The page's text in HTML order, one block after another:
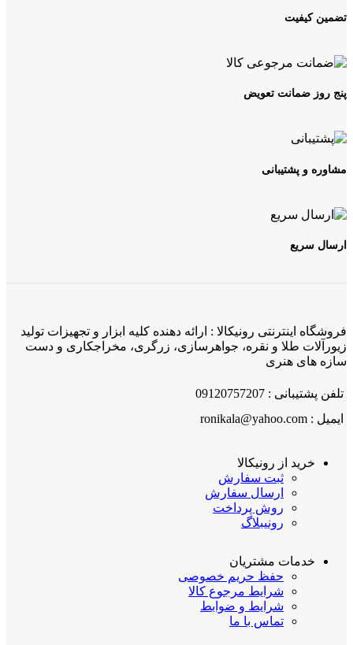
تضمین کیفیت
پنج روز ضمانت تعویض
مشاوره و پشتیبانی
ارسال سریع
فروشگاه اینترنتی رونیکالا : ارائه دهنده کلیه ابزار و تجهیزات تولید
زیورآلات طلا و نقره، جواهرسازی، زرگری، مخراجکاری و دست
سازه های هنری
تلفن پشتیبانی : 09120757207
ایمیل : ronikala@yahoo.com
خرید از رونیکالا
ثبت سفارش
ارسال سفارش
روش پرداخت
رونیبلاگ
خدمات مشتریان
حفظ حریم خصوصی
شرایط مرجوع کالا
شرایط و ضوابط
تماس با ما